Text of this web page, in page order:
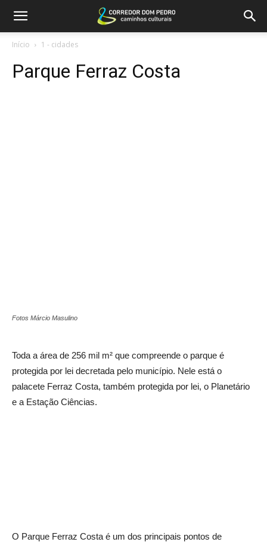
Início 1 - cidades
Parque Ferraz Costa
Fotos Márcio Masulino
Toda a área de 256 mil m² que compreende o parque é
protegida por lei decretada pelo município. Nele está o
palacete Ferraz Costa, também protegida por lei, o Planetário
e a Estação Ciências.
O Parque Ferraz Costa é um dos principais pontos de